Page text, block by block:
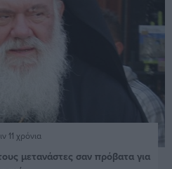
11 χρόνια
μετανάστες σαν πρόβατα για